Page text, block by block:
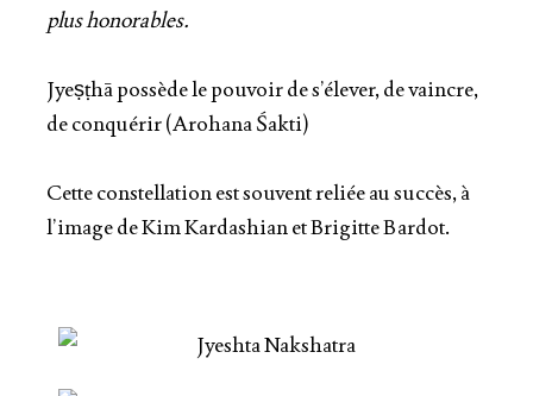
plus honorables.
Jyeṣṭhā possède le pouvoir de s’élever, de vaincre,
de conquérir (Arohana Śakti)
Cette constellation est souvent reliée au succès, à
l’image de Kim Kardashian et Brigitte Bardot.